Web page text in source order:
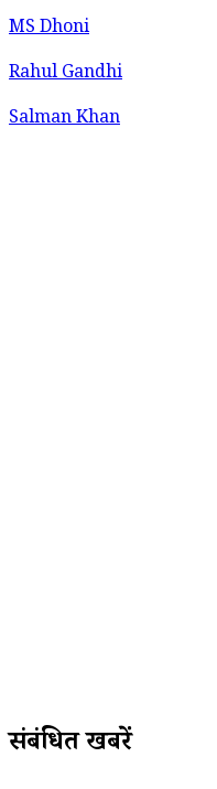
MS Dhoni
Rahul Gandhi
Salman Khan
संबंधित खबरें